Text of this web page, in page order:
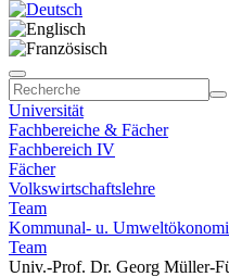
Universität
Fachbereiche & Fächer
Fachbereich IV
Fächer
Volkswirtschaftslehre
Team
Kommunal- u.
Team
Univ.-Prof. Dr. Georg Müller-